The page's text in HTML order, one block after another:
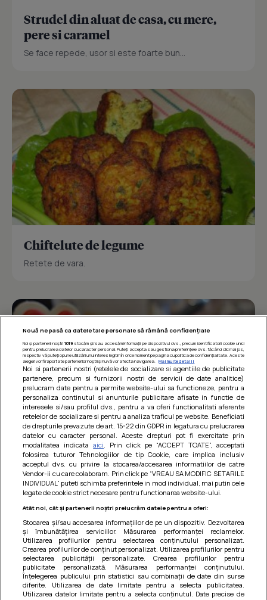
Strudel din aluat de casa, cu mere,
pere si caramel
Se face repede, usor si este foarte bun...
Chiftelute de legume
Retete de vara.
Barcute din vinete cu arpagic rosu
Un deliciu usor de preparat!
Nouă ne pasă ca datele tale personale să rămână confidențiale
Noi și partenerii noștri 1019stocăm și/sau accesăm informații pe dispozitivul dvs., precum identificatorii cookie unici
pentru prelucrarea datelor cu caracter personal. Puteți accepta sau gestiona preferințele dvs. făcând clic mai jos,
respectiv vă puteți opune utilizării unui interes legitim în orice moment pe pagina cu politica de confidențialitate. Aceste
alegeri vor fi raportate partenerilor noștri și nu vă vor afecta navigarea.
Mai multe detalii
Noi si partenerii nostri (retelele de socializare si agentiile de publicitate
partenere, precum si furnizorii nostri de servicii de date analitice)
prelucram date pentru a permite website-ului sa functioneze, pentru a
personaliza continutul si anunturile publicitare afisate in functie de
interesele si/sau profilul dvs., pentru a va oferi functionalitati aferente
retelelor de socializare si pentru a analiza traficul pe website. Beneficiati
de drepturile prevazute de art. 15-22 din GDPR in legatura cu prelucrarea
datelor cu caracter personal. Aceste drepturi pot fi exercitate prin
modalitatea indicataaici . Prin click pe “ACCEPT TOATE”, acceptati
folosirea tuturor Tehnologiilor de tip Cookie, care implica inclusiv
acceptul dvs. cu privire la stocarea/accesarea informatiilor de catre
Vendor-ii cu care colaboram. Prin click pe “VREAU SA MODIFIC SETARILE
INDIVIDUAL” puteti schimba preferintele in mod individual, mai putin cele
legate de cookie strict necesare pentru functionarea website-ului.
Atât noi, cât și partenerii noștri prelucrăm datele pentru a oferi:
Stocarea și/sau accesarea informațiilor de pe un dispozitiv. Dezvoltarea
și îmbunătățirea serviciilor. Măsurarea performanței reclamelor.
Utilizarea profilurilor pentru selectarea conținutului personalizat.
Crearea profilurilor de conținut personalizat. Utilizarea profilurilor pentru
selectarea publicității personalizate. Crearea profilurilor pentru
publicitate personalizată. Măsurarea performanței conținutului.
Înțelegerea publicului prin statistici sau combinații de date din surse
diferite. Utilizarea de date limitate pentru a selecta publicitatea.
Utilizarea datelor limitate pentru a selecta conținutul. Date precise de